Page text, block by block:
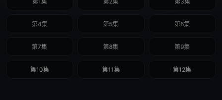
第4集 第5集 第6集
第7集 第8集 第9集
第10集 第11集 第12集